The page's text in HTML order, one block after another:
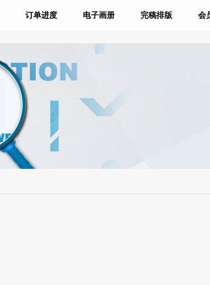
订单进度 电子画册 完稿排版 会